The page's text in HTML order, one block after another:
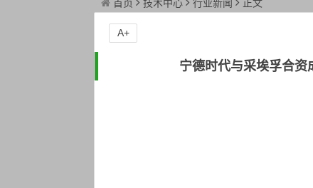
首页 技术中心 行业新闻 正文
宁德时代与采埃孚合
A+